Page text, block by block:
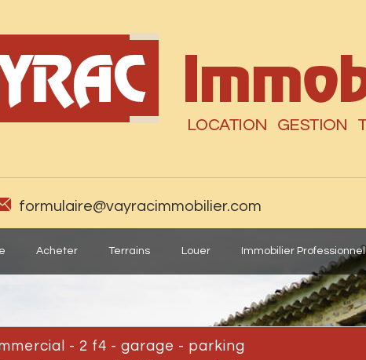
formulaire@vayracimmobilier.com
Acheter Terrains Louer Immobilier Professionnel
- 2 f4 - garage - parking